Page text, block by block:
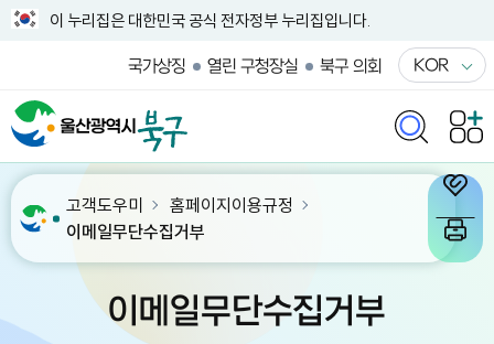
이 누리집은 대한민국 공식 전자정부 누리집입니다.
국가상징 열린 구청장실 북구 의회 KOR
고객도우미
홈페이지이용규정
이메일무단수집거부
이메일무단수집거부